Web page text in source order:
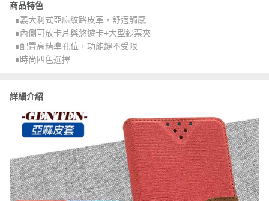
商品特色
∎義大利式亞麻紋路皮革，舒適觸感
∎內側可放卡片與悠遊卡+大型鈔票夾
∎配置高精準孔位，功能鍵不受限
∎時尚四色選擇
詳細介紹